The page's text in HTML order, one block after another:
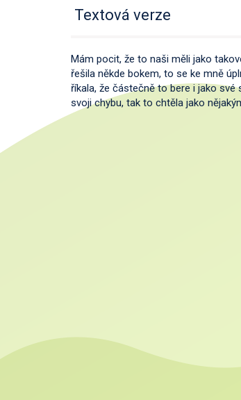
Textová verze
Mám pocit, že to naši měli jako
řešila někde bokem, to se ke mně
říkala, že částečně to bere i jako
svoji chybu, tak to chtěla jako